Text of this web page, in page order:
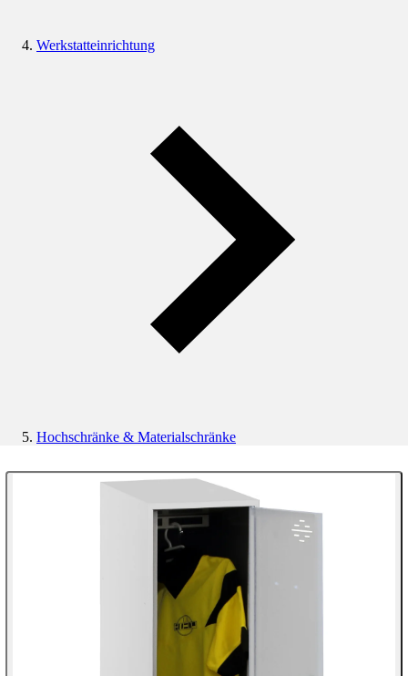
Werkstatteinrichtung
Hochschränke & Materialschränke